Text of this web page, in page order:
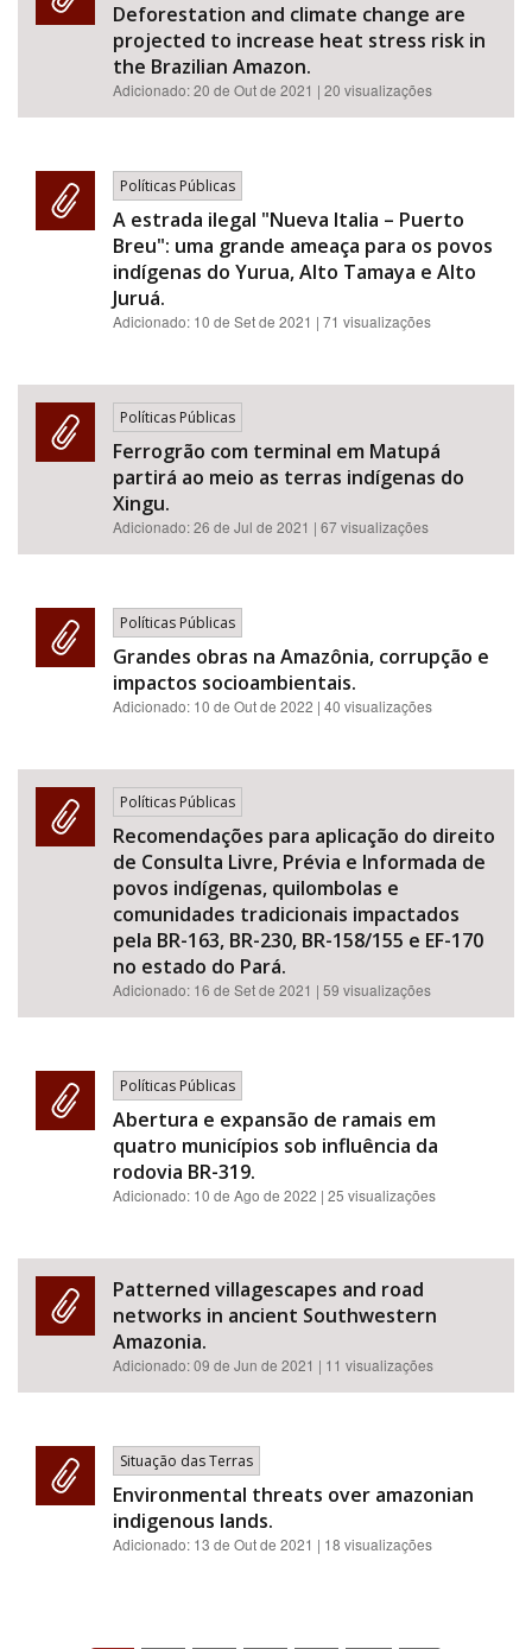
Deforestation and climate change are
projected to increase heat stress risk in
the Brazilian Amazon.
Adicionado:20 de Out de 2021 | 20 visualizações
Políticas Públicas
A estrada ilegal "Nueva Italia – Puerto
Breu": uma grande ameaça para os povos
indígenas do Yurua, Alto Tamaya e Alto
Juruá.
Adicionado: 10 de Set de 2021 | 71 visualizações
Políticas Públicas
Ferrogrão com terminal em Matupá
partirá ao meio as terras indígenas do
Xingu.
Adicionado:26 de Jul de 2021 | 67 visualizações
Políticas Públicas
Grandes obras na Amazônia, corrupção e
impactos socioambientais.
Adicionado: 10 de Out de 2022 | 40 visualizações
Políticas Públicas
Recomendações para aplicação do direito
de Consulta Livre, Prévia e Informada de
povos indígenas, quilombolas e
comunidades tradicionais impactados
pela BR-163, BR-230, BR-158/155 e EF-170
no estado do Pará.
Adicionado: 16 de Set de 2021 | 59 visualizações
Políticas Públicas
Abertura e expansão de ramais em
quatro municípios sob influência da
rodovia BR-319.
Adicionado: 10 de Ago de 2022 | 25 visualizações
Patterned villagescapes and road
networks in ancient Southwestern
Amazonia.
Adicionado:09 de Jun de 2021 | 11 visualizações
Situação das Terras
Environmental threats over amazonian
indigenous lands.
Adicionado: 13 de Out de 2021 | 18 visualizações